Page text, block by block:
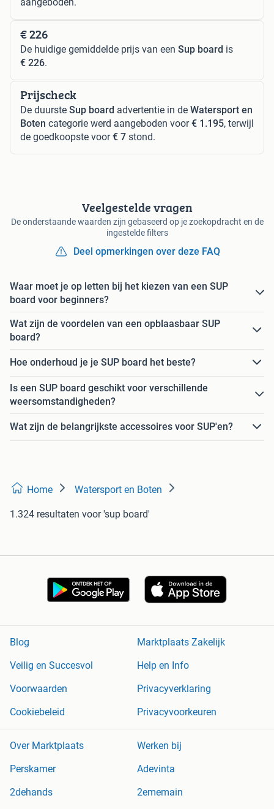
€ 226
De huidige gemiddelde prijs van een Sup board is
€ 226.
Prijscheck
De duurste Sup board advertentie in de Watersport en
Boten categorie werd aangeboden voor€ 1.195, terwijl
de goedkoopste voor€ 7 stond.
Veelgestelde vragen
De onderstaande waarden zijn gebaseerd op je zoekopdracht en de
ingestelde filters
Deel opmerkingen over deze FAQ
Waar moet je op letten bij het kiezen van een SUP
board voor beginners?
Wat zijn de voordelen van een opblaasbaar SUP
board?
Hoe onderhoud je je SUP board het beste?
Is een SUP board geschikt voor verschillende
weersomstandigheden?
Wat zijn de belangrijkste accessoires voor SUP'en?
Home Watersport en Boten
1.324 resultaten voor 'sup board'
Blog
Marktplaats Zakelijk
Veilig en Succesvol
Help en Info
Voorwaarden
Privacyverklaring
Cookiebeleid
Privacyvoorkeuren
Over Marktplaats
Werken bij
Perskamer
Adevinta
2dehands
2ememain